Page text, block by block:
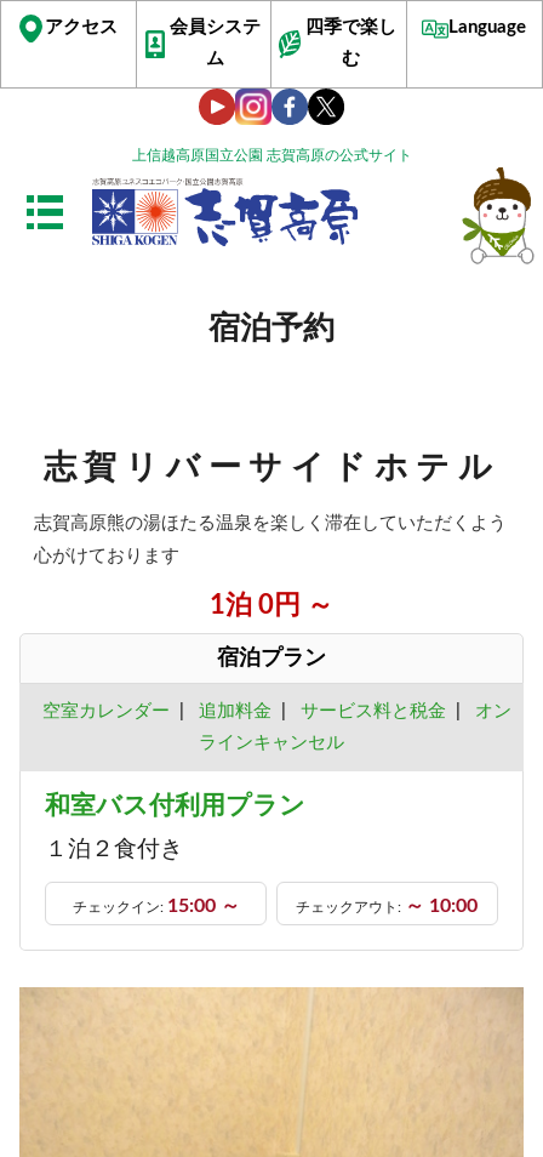
上信越高原国立公園 志賀高原の公式サイト
アクセス
会員システ
ム
四季で楽し
む
Language
宿泊予約
志賀リバーサイドホテル
志賀高原熊の湯ほたる温泉を楽しく滞在していただくよう
心がけております
1泊 0円 ～
宿泊プラン
空室カレンダー 追加料金 サービス料と税金
オン
ラインキャンセル
和室バス付利用プラン
１泊２食付き
チェックイン: 15:00 ～ チェックアウト: ～ 10:00